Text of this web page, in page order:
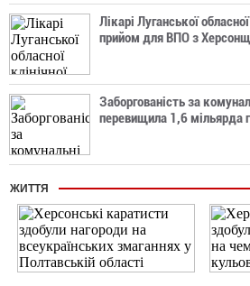
Лікарі Луганської
прийом для ВПО з
Заборгованість за
перевищила 1,6 мільярда
ЖИТТЯ